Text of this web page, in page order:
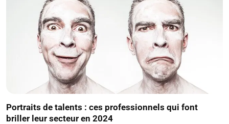
Portraits de talents : ces professionnels qui font
briller leur secteur en 2024